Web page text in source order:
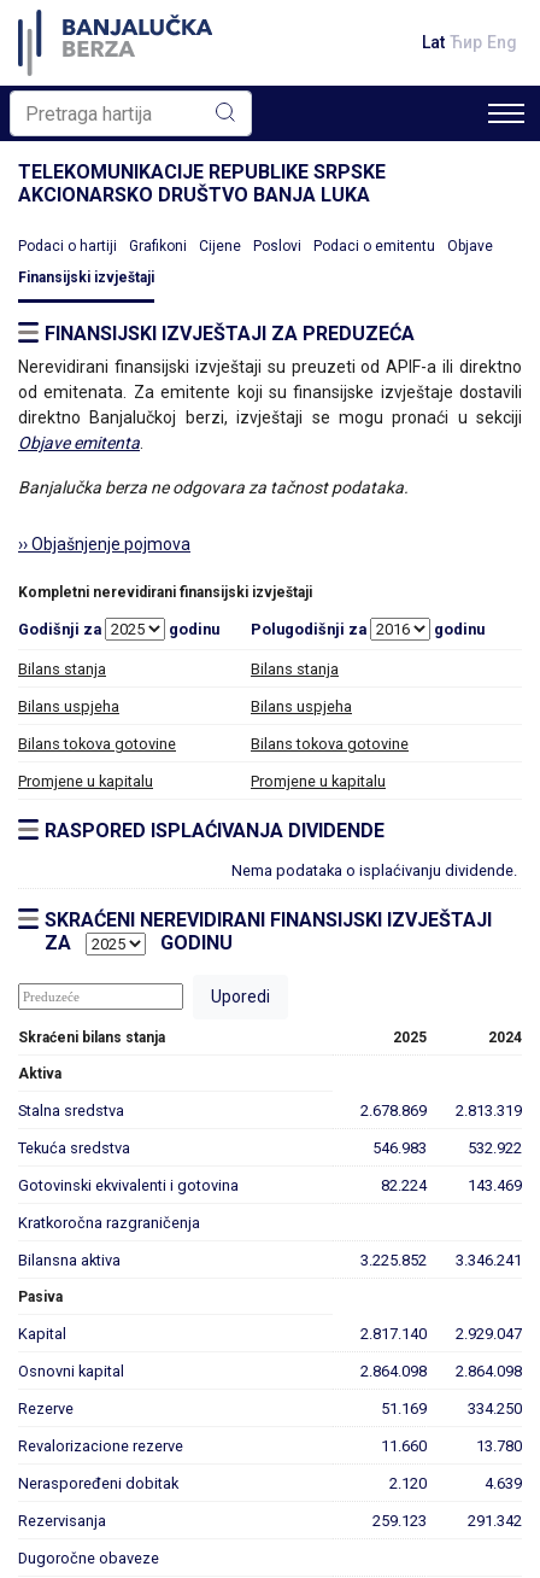
Lat Ћир Eng
TELEKOMUNIKACIJE REPUBLIKE SRPSKE
AKCIONARSKO DRUŠTVO BANJA LUKA
Podaci o hartiji Grafikoni Cijene Poslovi Podaci o emitentu
Objave
Finansijski izvještaji
FINANSIJSKI IZVJEŠTAJI ZA PREDUZEĆA
Nerevidirani finansijski izvještaji su preuzeti od APIF-a ili direktno
od emitenata. Za emitente koji su finansijske izvještaje dostavili
direktno Banjalučkoj berzi, izvještaji se mogu pronaći u sekciji
Objave emitenta
Banjalučka berza ne odgovara za tačnost podataka.
›› Objašnjenje pojmova
Kompletni nerevidirani finansijski izvještaji
Godišnji za godinu Polugodišnji za godinu
Bilans stanja Bilans stanja
Bilans uspjeha Bilans uspjeha
Bilans tokova gotovine Bilans tokova gotovine
Promjene u kapitalu Promjene u kapitalu
RASPORED ISPLAĆIVANJA DIVIDENDE
Nema podataka o isplaćivanju dividende.
SKRAĆENI NEREVIDIRANI FINANSIJSKI IZVJEŠTAJI
ZA
GODINU
Skraćeni bilans stanja 2025 2024
Aktiva
Stalna sredstva 2.678.869 2.813.319
Tekuća sredstva 546.983 532.922
Gotovinski ekvivalenti i gotovina 82.224 143.469
Kratkoročna razgraničenja
Bilansna aktiva 3.225.852 3.346.241
Pasiva
Kapital 2.817.140 2.929.047
Osnovni kapital 2.864.098 2.864.098
Rezerve 51.169 334.250
Revalorizacione rezerve 11.660 13.780
Neraspoređeni dobitak 2.120 4.639
Rezervisanja 259.123 291.342
Dugoročne obaveze